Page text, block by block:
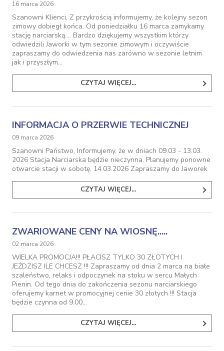
16 marca 2026
Szanowni Klienci, Z przykrością informujemy, że kolejny sezon
zimowy dobiegł końca. Od poniedziałku 16 marca zamykamy
stację narciarską.... Bardzo dziękujemy wszystkim którzy
odwiedzili Jaworki w tym sezonie zimowym i oczywiście
zapraszamy do odwiedzenia nas zarówno w sezonie letnim
jak i przyszłym…
CZYTAJ WIĘCEJ...
INFORMACJA O PRZERWIE TECHNICZNEJ
09 marca 2026
Szanowni Państwo, Informujemy, że w dniach 09.03 - 13.03.
2026 Stacja Narciarska będzie nieczynna. Planujemy ponowne
otwarcie stacji w sobotę, 14.03.2026 Zapraszamy do Jaworek
CZYTAJ WIĘCEJ...
ZWARIOWANE CENY NA WIOSNĘ.....
02 marca 2026
WIELKA PROMOCJA!!! PŁACISZ TYLKO 30 ZŁOTYCH I
JEŹDZISZ ILE CHCESZ !!! Zapraszamy od dnia 2 marca na białe
szaleństwo, relaks i odpoczynek na stoku w sercu Małych
Pienin. Od tego dnia do zakończenia sezonu narciarskiego
oferujemy karnet w promocyjnej cenie 30 złotych !!! Stacja
będzie czynna od 9.00…
CZYTAJ WIĘCEJ...